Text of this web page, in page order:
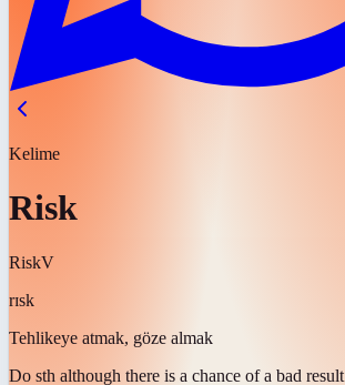
Kelime
Risk
RiskV
rɪsk
Tehlikeye atmak, göze almak
Do sth although there is a chance of a bad result